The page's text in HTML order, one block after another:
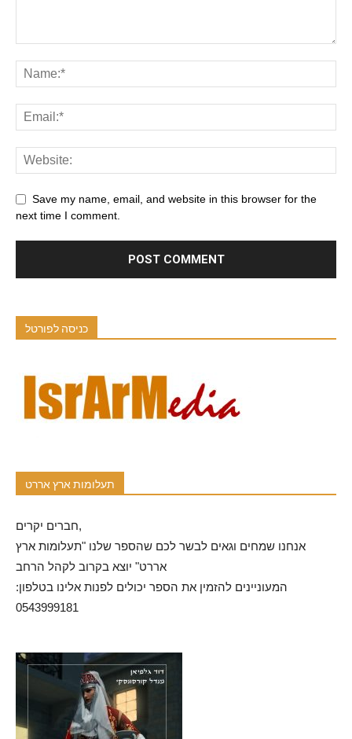
Save my name, email, and website in this browser for the
next time I comment.
כניסה לפורטל
תעלומות ארץ אררט
חברים יקרים,
אנחנו שמחים וגאים לבשר לכם שהספר שלנו "תעלומות ארץ
אררט" יוצא בקרוב לקהל הרחב
המעוניינים להזמין את הספר יכולים לפנות אלינו בטלפון:
0543999181